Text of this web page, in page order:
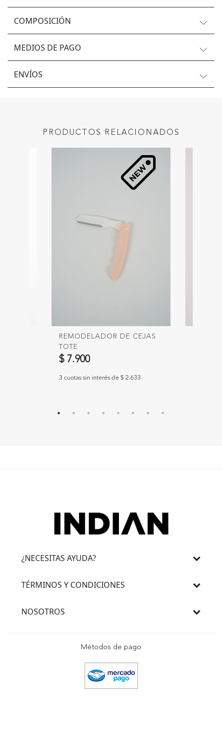
COMPOSICIÓN
MEDIOS DE PAGO
ENVÍOS
PRODUCTOS RELACIONADOS
REMODELADOR DE CEJAS
TOTE
$ 7.900
3 cuotas sin interés de $ 2.633
¿NECESITAS AYUDA?
TÉRMINOS Y CONDICIONES
NOSOTROS
Métodos de pago